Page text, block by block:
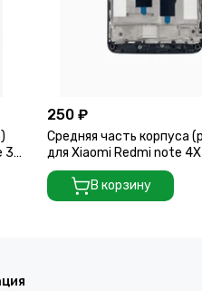
3
250 ₽
Средняя часть корпуса
для Xiaomi Redmi note
В корзину